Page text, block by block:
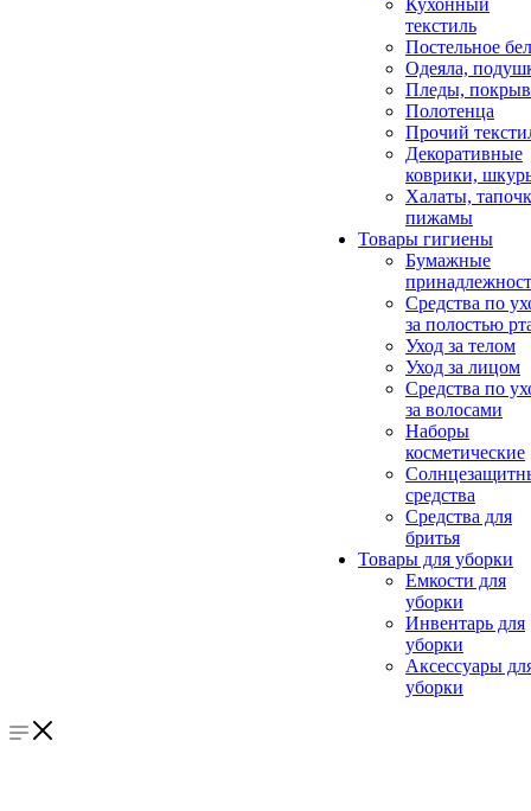
Кухонный
текстиль
Постельное
Одеяла,
Пледы,
Полотенца
Прочий
Декоративные
коврики,
Халаты,
пижамы
Товары гигиены
Бумажные
Средства по
за полостью
Уход за телом
Уход за лицом
Средства по
за волосами
Наборы
косметические
средства
Средства для
бритья
Товары для уборки
Емкости для
уборки
Инвентарь для
уборки
Аксессуары
уборки